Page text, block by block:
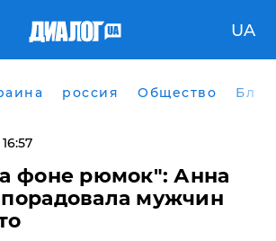
UA
россия Общество
фоне рюмок": Анна
мужчин